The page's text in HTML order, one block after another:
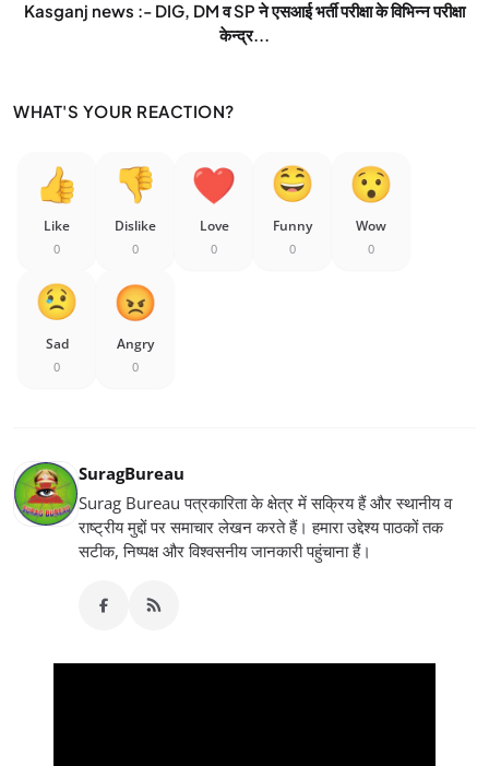
Kasganj news :- DIG, DM व SP ने एसआई भर्ती परीक्षा के विभिन्न परीक्षा
केन्द्र...
WHAT'S YOUR REACTION?
Like
0
Dislike
0
Love
0
Funny
0
Wow
0
Sad
0
Angry
0
SuragBureau
Surag Bureau पत्रकारिता के क्षेत्र में सक्रिय हैं और स्थानीय व
राष्ट्रीय मुद्दों पर समाचार लेखन करते हैं। हमारा उद्देश्य पाठकों तक
सटीक, निष्पक्ष और विश्वसनीय जानकारी पहुंचाना हैं।